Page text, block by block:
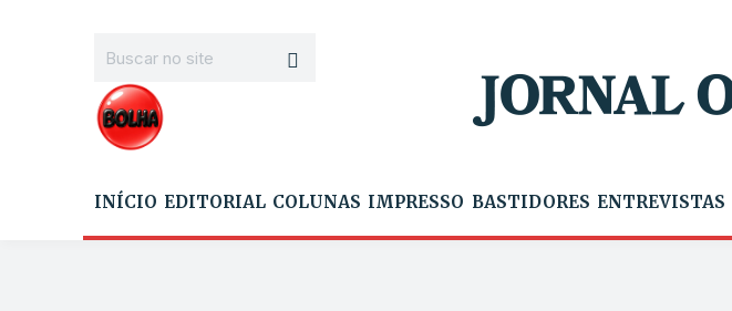
INÍCIO EDITORIAL COLUNAS IMPRESSO BASTIDORES ENTREVISTAS